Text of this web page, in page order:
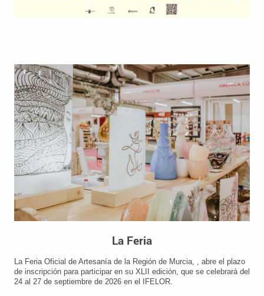
La Feria
La Feria Oficial de Artesanía de la Región de Murcia, , abre el plazo
de inscripción para participar en su XLII edición, que se celebrará del
24 al 27 de septiembre de 2026 en el IFELOR.